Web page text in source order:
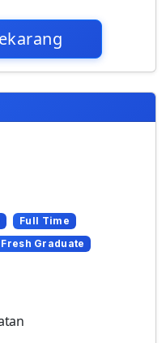
Full Time
Fresh Graduate